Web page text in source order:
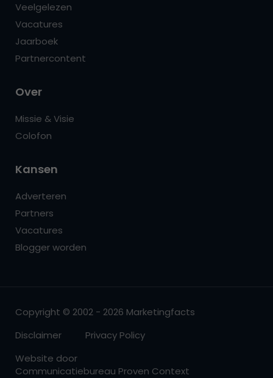
Veelgelezen
Vacatures
Jaarboek
Partnercontent
Over
Missie & Visie
Colofon
Kansen
Adverteren
Partners
Vacatures
Blogger worden
Copyright © 2002 - 2026 Marketingfacts
Disclaimer
Privacy Policy
Website door
Communicatiebureau Proven Context